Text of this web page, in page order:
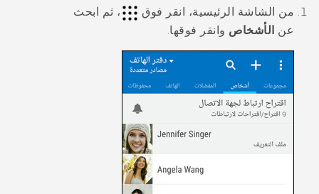
من الشاشة
الرئيسية، انقر فوق
، ثم ابحث
عن الأشخاص وانقر فوقها.